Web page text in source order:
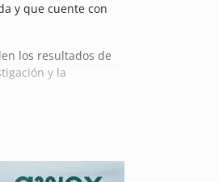
y que cuente con
los resultados de
y la